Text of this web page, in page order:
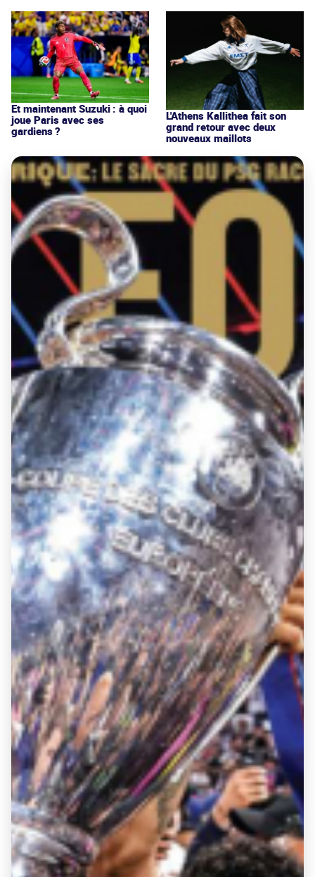
Et maintenant Suzuki : à quoi
joue Paris avec ses
gardiens ?
L'Athens Kallithea fait son
grand retour avec deux
nouveaux maillots